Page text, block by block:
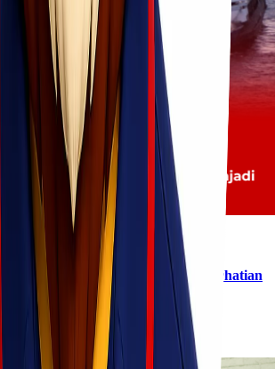
Mutiara Sentosa II Menjadi Perhatian